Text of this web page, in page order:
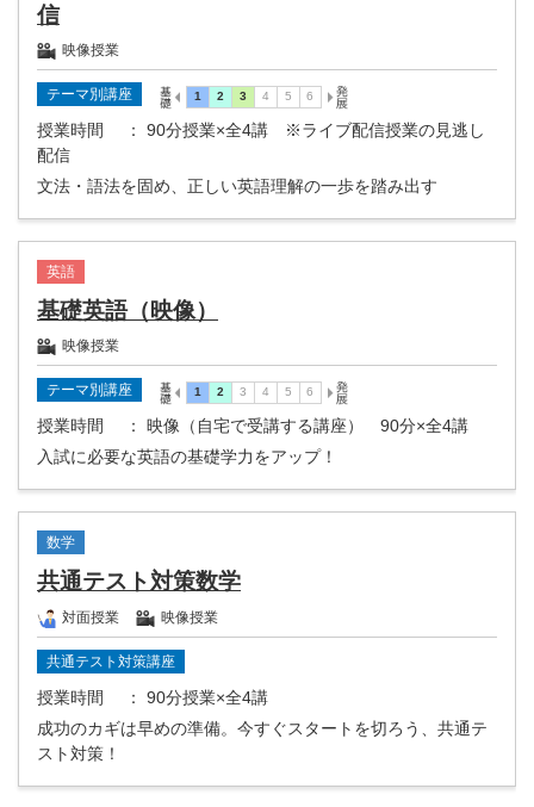
信
映像授業
テーマ別講座
授業時間
： 90分授業×全4講 ※ライブ配信授業の見逃し
配信
文法・語法を固め、正しい英語理解の一歩を踏み出す
英語
基礎英語（映像）
映像授業
テーマ別講座
授業時間
： 映像（自宅で受講する講座） 90分×全4講
入試に必要な英語の基礎学力をアップ！
数学
共通テスト対策数学
対面授業 映像授業
共通テスト対策講座
授業時間
： 90分授業×全4講
成功のカギは早めの準備。今すぐスタートを切ろう、共通テ
スト対策！